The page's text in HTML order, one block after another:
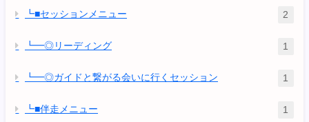
┗■セッションメニュー 2
┗━◎リーディング 1
┗━◎ガイドと繋がる会いに行くセッション 1
┗■伴走メニュー 1